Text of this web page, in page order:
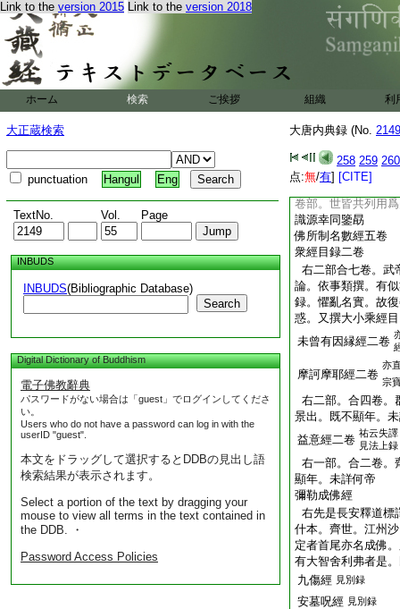
Link to the version 2015 Link to the version 2018
ホーム 検索 ご挨拶 組織 利
大正蔵検索
punctuation Hangul Eng
TextNo. Vol. Page
INBUDS
INBUDS(Bibliographic Database)
Search
Digital Dictionary of Buddhism
電子佛教辭典
パスワードがない場合は「guest」でログインしてくださ
い。
Users who do not have a password can log in with the
userID "guest".
本文をドラッグして選択するとDDBの見出し語
検索結果が表示されます。
Select a portion of the text by dragging your
mouse to view all terms in the text contained in
the DDB. ・
Password Access Policies
大唐内典録 (No.
258 259 260
点:無/有] [CITE]
法師求那毘地。齊
毘耶離寺譯出
灰河經 見始興録及高
僧傳三藏記等
右二部武帝世。＊
唱録載
佛法有六義第一應
六通無礙六根淨業
右部。二武帝世。
撰出。雖弘經旨異
卷部。世皆共列用
識源幸同鑒勗
佛所制名數經五卷
衆經目録二卷
右二部合七卷。武
論。依事類撰。有
録。懼亂名實。故
惑。又撰大小乘經
未曾有因縁經二卷
摩訶摩耶經二卷
亦
宗
右二部。合四卷。
景出。既不顯年。
益意經二卷 祐云失譯
見法上録
右一部。合二卷。
顯年。未詳何帝
彌勒成佛經
右先是長安釋道標
什本。齊世。江州
定者首尾亦名成佛
有大智舍利弗者是
九傷經 見別録
安墓呪經 見別録